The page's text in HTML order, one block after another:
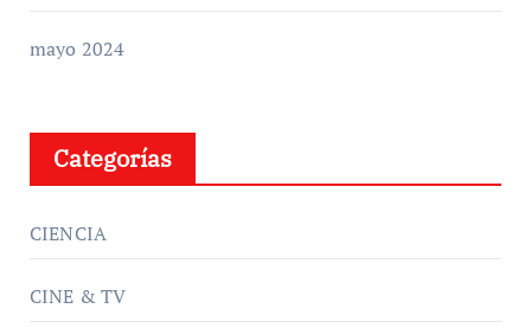
mayo 2024
Categorías
CIENCIA
CINE & TV